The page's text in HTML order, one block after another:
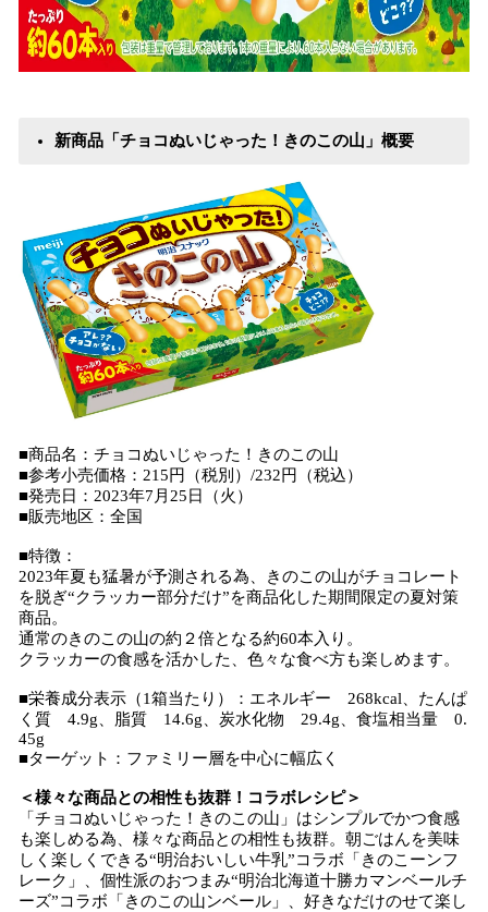
新商品「チョコぬいじゃった！きのこの山」概要
■商品名：チョコぬいじゃった！きのこの山
■参考小売価格：215円（税別）/232円（税込）
■発売日：2023年7月25日（火）
■販売地区：全国
■特徴：
2023年夏も猛暑が予測される為、きのこの山がチョコレート
を脱ぎ“クラッカー部分だけ”を商品化した期間限定の夏対策
商品。
通常のきのこの山の約２倍となる約60本入り。
クラッカーの食感を活かした、色々な食べ方も楽しめます。
■栄養成分表示（1箱当たり）：エネルギー 268kcal、たんぱ
く質 4.9g、脂質 14.6g、炭水化物 29.4g、食塩相当量 0.
45g
■ターゲット：ファミリー層を中心に幅広く
＜様々な商品との相性も抜群！コラボレシピ＞
「チョコぬいじゃった！きのこの山」はシンプルでかつ食感
も楽しめる為、様々な商品との相性も抜群。朝ごはんを美味
しく楽しくできる“明治おいしい牛乳”コラボ「きのこーンフ
レーク」、個性派のおつまみ“明治北海道十勝カマンベールチ
ーズ”コラボ「きのこの山ンベール」、好きなだけのせて楽し